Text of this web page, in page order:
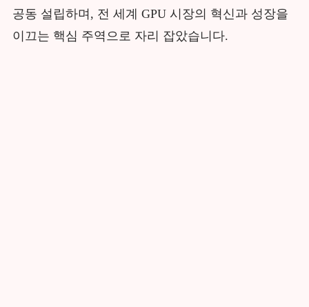
공동 설립하며, 전 세계 GPU 시장의 혁신과 성장을
이끄는 핵심 주역으로 자리 잡았습니다.